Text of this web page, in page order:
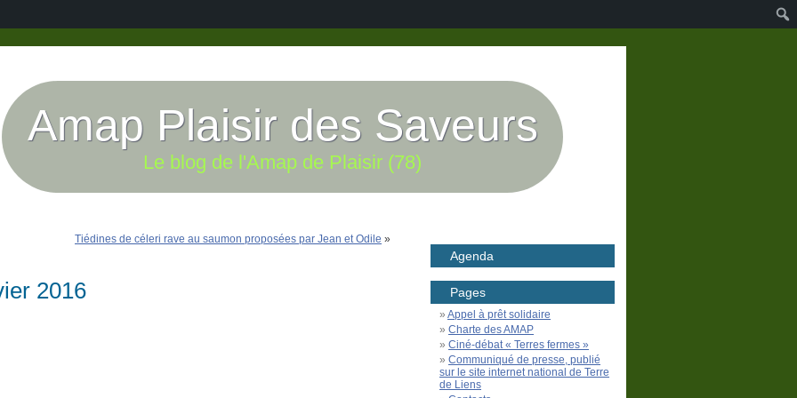
Amap Plaisir des Saveurs
Le blog de l'Amap de Plaisir (78)
Tiédines de céleri rave au saumon proposées par Jean et Odile »
2016
Agenda
Pages
Appel à prêt solidaire
Charte des AMAP
Ciné-débat « Terres fermes »
Communiqué de presse, publié
sur le site internet national de Terre
de Liens